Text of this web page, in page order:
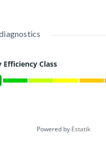
Efficiency Class
Powered by Estatik